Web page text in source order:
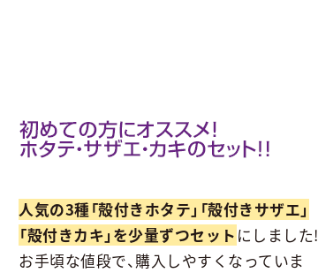
人気の3種「殻付きホタテ」「殻付きサザエ」
「殻付きカキ」を少量ずつセット にしました!
お手頃な値段で、購入しやすくなっていま